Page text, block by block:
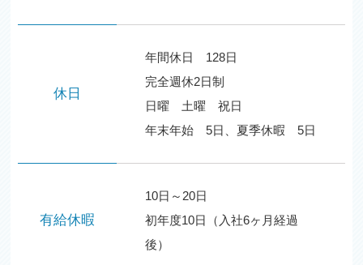
休日
年間休日 128日
完全週休2日制
日曜 土曜 祝日
年末年始 5日、夏季休暇 5日
有給休暇
10日～20日
初年度10日（入社6ヶ月経過
後）